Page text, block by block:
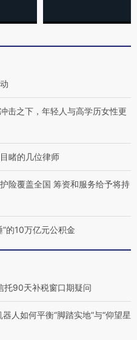
击之下，年轻人与高学历女性更
睹的几位律师
险覆盖全国 筹资和服务给予将持
”的10万亿元公积金
托90天补税窗口期疑问
器人如何平衡“脚踏实地”与“仰望星